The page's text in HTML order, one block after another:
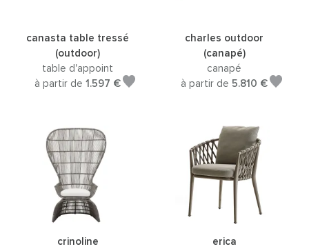
canasta table tressé
(outdoor)
table d'appoint
à partir de 1.597 €
charles outdoor
(canapé)
canapé
à partir de 5.810 €
crinoline
erica